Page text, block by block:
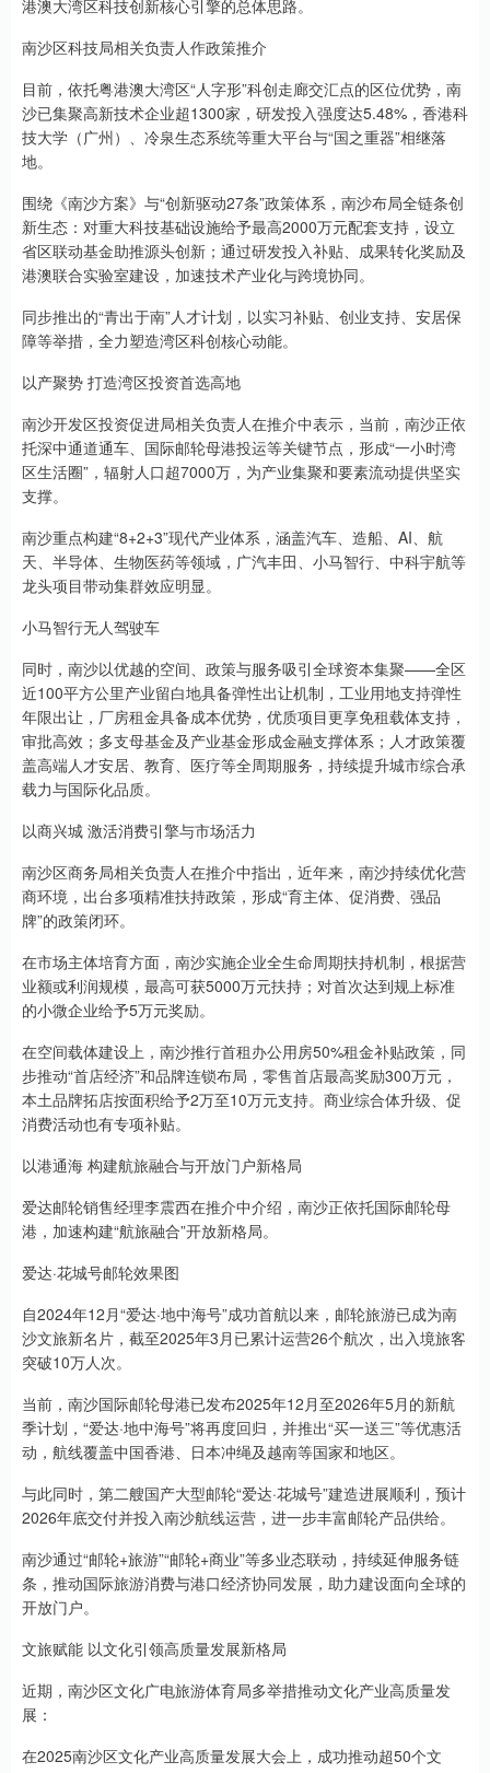
港澳大湾区科技创新核心引擎的总体思路。
南沙区科技局相关负责人作政策推介
目前，依托粤港澳大湾区“人字形”科创走廊交汇点的区位优势，南
沙已集聚高新技术企业超1300家，研发投入强度达5.48%，香港科
技大学（广州）、冷泉生态系统等重大平台与“国之重器”相继落
地。
围绕《南沙方案》与“创新驱动27条”政策体系，南沙布局全链条创
新生态：对重大科技基础设施给予最高2000万元配套支持，设立
省区联动基金助推源头创新；通过研发投入补贴、成果转化奖励及
港澳联合实验室建设，加速技术产业化与跨境协同。
同步推出的“青出于南”人才计划，以实习补贴、创业支持、安居保
障等举措，全力塑造湾区科创核心动能。
以产聚势 打造湾区投资首选高地
南沙开发区投资促进局相关负责人在推介中表示，当前，南沙正依
托深中通道通车、国际邮轮母港投运等关键节点，形成“一小时湾
区生活圈”，辐射人口超7000万，为产业集聚和要素流动提供坚实
支撑。
南沙重点构建“8+2+3”现代产业体系，涵盖汽车、造船、AI、航
天、半导体、生物医药等领域，广汽丰田、小马智行、中科宇航等
龙头项目带动集群效应明显。
小马智行无人驾驶车
同时，南沙以优越的空间、政策与服务吸引全球资本集聚——全区
近100平方公里产业留白地具备弹性出让机制，工业用地支持弹性
年限出让，厂房租金具备成本优势，优质项目更享免租载体支持，
审批高效；多支母基金及产业基金形成金融支撑体系；人才政策覆
盖高端人才安居、教育、医疗等全周期服务，持续提升城市综合承
载力与国际化品质。
以商兴城 激活消费引擎与市场活力
南沙区商务局相关负责人在推介中指出，近年来，南沙持续优化营
商环境，出台多项精准扶持政策，形成“育主体、促消费、强品
牌”的政策闭环。
在市场主体培育方面，南沙实施企业全生命周期扶持机制，根据营
业额或利润规模，最高可获5000万元扶持；对首次达到规上标准
的小微企业给予5万元奖励。
在空间载体建设上，南沙推行首租办公用房50%租金补贴政策，同
步推动“首店经济”和品牌连锁布局，零售首店最高奖励300万元，
本土品牌拓店按面积给予2万至10万元支持。商业综合体升级、促
消费活动也有专项补贴。
以港通海 构建航旅融合与开放门户新格局
爱达邮轮销售经理李震西在推介中介绍，南沙正依托国际邮轮母
港，加速构建“航旅融合”开放新格局。
爱达·花城号邮轮效果图
自2024年12月“爱达·地中海号”成功首航以来，邮轮旅游已成为南
沙文旅新名片，截至2025年3月已累计运营26个航次，出入境旅客
突破10万人次。
当前，南沙国际邮轮母港已发布2025年12月至2026年5月的新航
季计划，“爱达·地中海号”将再度回归，并推出“买一送三”等优惠活
动，航线覆盖中国香港、日本冲绳及越南等国家和地区。
与此同时，第二艘国产大型邮轮“爱达·花城号”建造进展顺利，预计
2026年底交付并投入南沙航线运营，进一步丰富邮轮产品供给。
南沙通过“邮轮+旅游”“邮轮+商业”等多业态联动，持续延伸服务链
条，推动国际旅游消费与港口经济协同发展，助力建设面向全球的
开放门户。
文旅赋能 以文化引领高质量发展新格局
近期，南沙区文化广电旅游体育局多举措推动文化产业高质量发
展：
在2025南沙区文化产业高质量发展大会上，成功推动超50个文